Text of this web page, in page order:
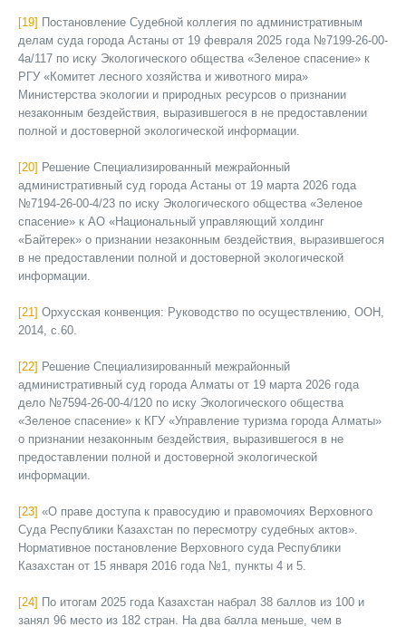
[19] Постановление Судебной коллегия по административным
делам суда города Астаны от 19 февраля 2025 года №7199-26-00-
4а/117 по иску Экологического общества «Зеленое спасение» к
РГУ «Комитет лесного хозяйства и животного мира»
Министерства экологии и природных ресурсов о признании
незаконным бездействия, выразившегося в не предоставлении
полной и достоверной экологической информации.
[20] Решение Специализированный межрайонный
административный суд города Астаны от 19 марта 2026 года
№7194-26-00-4/23 по иску Экологического общества «Зеленое
спасение» к АО «Национальный управляющий холдинг
«Байтерек» о признании незаконным бездействия, выразившегося
в не предоставлении полной и достоверной экологической
информации.
[21] Орхусская конвенция: Руководство по осуществлению, ООН,
2014, с.60.
[22] Решение Специализированный межрайонный
административный суд города Алматы от 19 марта 2026 года
дело №7594-26-00-4/120 по иску Экологического общества
«Зеленое спасение» к КГУ «Управление туризма города Алматы»
о признании незаконным бездействия, выразившегося в не
предоставлении полной и достоверной экологической
информации.
[23] «О праве доступа к правосудию и правомочиях Верховного
Суда Республики Казахстан по пересмотру судебных актов».
Нормативное постановление Верховного суда Республики
Казахстан от 15 января 2016 года №1, пункты 4 и 5.
[24] По итогам 2025 года Казахстан набрал 38 баллов из 100 и
занял 96 место из 182 стран. На два балла меньше, чем в